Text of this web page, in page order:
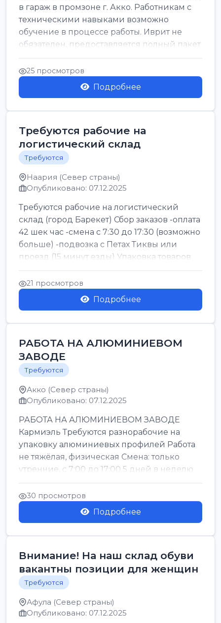
в гараж в промзоне г. Акко. Работникам с
техническими навыками возможно
обучение в процессе работы. Иврит не
обязателен, предоставляется полный пакет
соц. услови...
25 просмотров
Подробнее
Требуются рабочие на
логистический склад
Требуются
Наария (Север страны)
Опубликовано: 07.12.2025
Требуются рабочие на логистический
склад (город Барекет) Сбор заказов -оплата
42 шек час -смена с 7:30 до 17:30 (возможно
больше) -подвозка с Петах Тиквы или
проезд (15 минут езды) Упаковка товаров
(д...
21 просмотров
Подробнее
РАБОТА НА АЛЮМИНИЕВОМ
ЗАВОДЕ
Требуются
Акко (Север страны)
Опубликовано: 07.12.2025
РАБОТА НА АЛЮМИНИЕВОМ ЗАВОДЕ
Кармиэль Требуются разнорабочие на
упаковку алюминиевых профилей Работа
не тяжёлая, физическая Смена: только
утренние, с 7:00 до 17:00 5 дней в неделю
Есть обеды Без подво...
30 просмотров
Подробнее
Внимание! На наш склад обуви
вакантны позиции для женщин
Требуются
Афула (Север страны)
Опубликовано: 07.12.2025